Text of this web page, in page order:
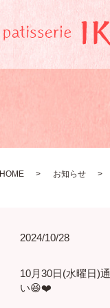
HOME お知らせ
2024/10/28
10月30日(水曜日)
い😆❤️